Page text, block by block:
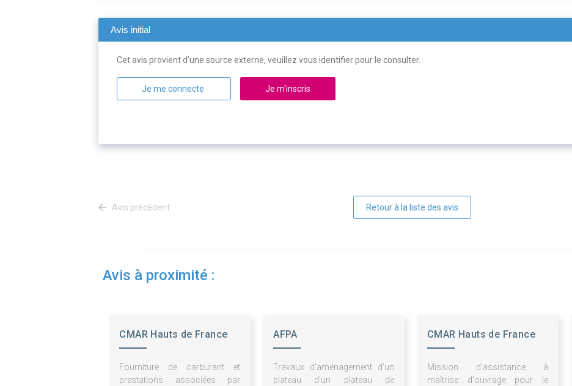
Avis initial
Cet avis provient d'une source externe, veuillez vous identifier pour le consulter.
Je me connecte Je m'inscris
Avis précédent Retour à la liste des avis
Avis à proximité :
CMAR Hauts de France
Fourniture de carburant et
prestations associées par
AFPA
Travaux d'aménagement d'un
plateau d'un plateau de
CMAR Hauts de France
Mission d'assistance à
maîtrise d'ouvrage pour le